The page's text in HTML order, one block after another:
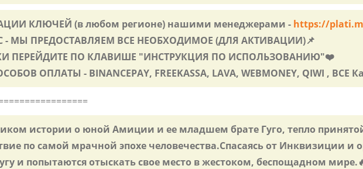
КЛЮЧЕЙ (в любом регионе) нашими менеджерами - https://
- МЫ ПРЕДОСТАВЛЯЕМ ВСЕ НЕОБХОДИМОЕ (ДЛЯ АКТИВАЦИИ)📌
ПЕРЕЙДИТЕ ПО КЛАВИШЕ "ИНСТРУКЦИЯ ПО ИСПОЛЬЗОВАНИЮ"❤️
ОПЛАТЫ - BINANCEPAY, FREEKASSA, LAVA, WEBMONEY, QIWI , ВСЕ
истории о юной Амиции и ее младшем брате Гуго, тепло
по самой мрачной эпохе человечества.Спасаясь от Инквизиции и
и попытаются отыскать свое место в жестоком, беспощадном